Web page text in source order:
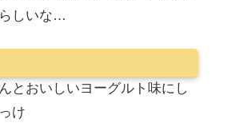
しいな…
とおいしいヨーグルト味にし
け